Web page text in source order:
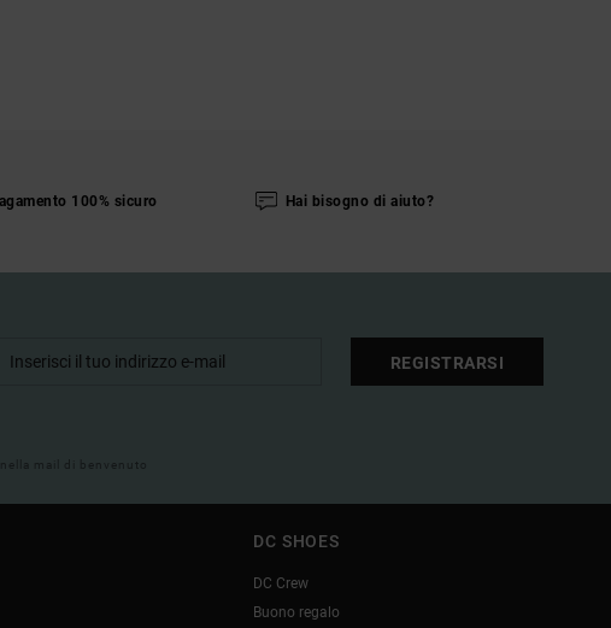
100% sicuro Hai bisogno di aiuto?
REGISTRARSI
mail di benvenuto
DC SHOES
DC Crew
Buono regalo